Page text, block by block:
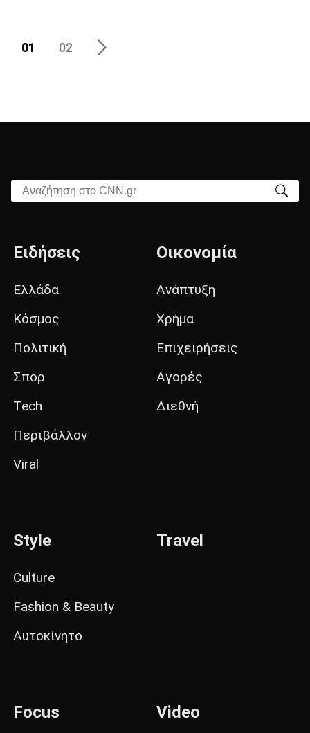
01 02
Αναζήτηση στο CNN.gr
Ειδήσεις
Ελλάδα
Κόσμος
Πολιτική
Σπορ
Tech
Περιβάλλον
Viral
Οικονομία
Ανάπτυξη
Χρήμα
Επιχειρήσεις
Αγορές
Διεθνή
Style
Culture
Fashion & Beauty
Αυτοκίνητο
Travel
Focus Video